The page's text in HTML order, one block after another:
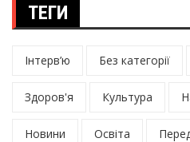
ТЕГИ
Інтерв’ю Без категорії
Здоров'я Культура
Новини Освіта